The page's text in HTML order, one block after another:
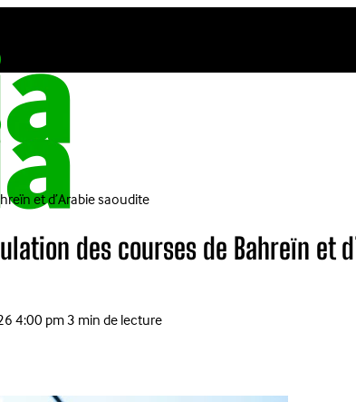
et d’Arabie saoudite
des courses de Bahreïn et
4:00 pm3 min de lecture